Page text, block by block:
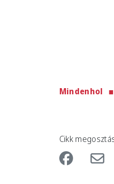
Mindenhol
Cikk